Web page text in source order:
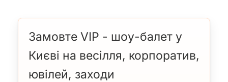
Замовте VIP - шоу-балет у
Києві на весілля, корпоратив,
ювілей, заходи